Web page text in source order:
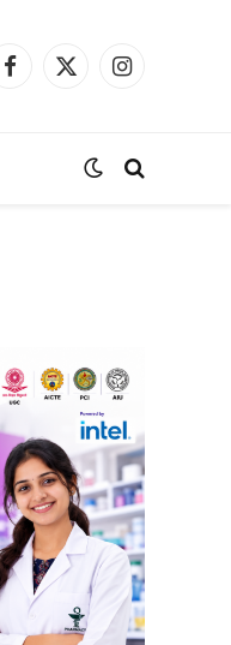
Facebook
X
Instagram